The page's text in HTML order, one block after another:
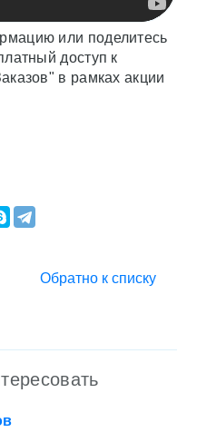
или поделитесь
доступ к
в рамках акции
Обратно к списку